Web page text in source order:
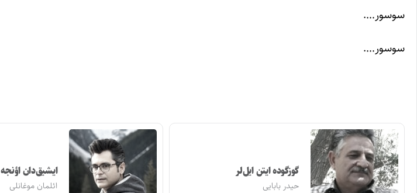
سوسور….
سوسور….
گوزگوده ایتن ایل‌لر
حیدر بابایی
ایشیق‌دان اؤنجه
ائلمان موغانلی